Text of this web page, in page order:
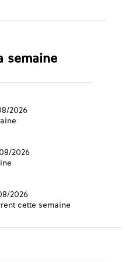
semaine
2026
2026
2026
cette semaine